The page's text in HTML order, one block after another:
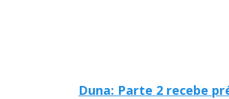
Duna: Parte 2 recebe